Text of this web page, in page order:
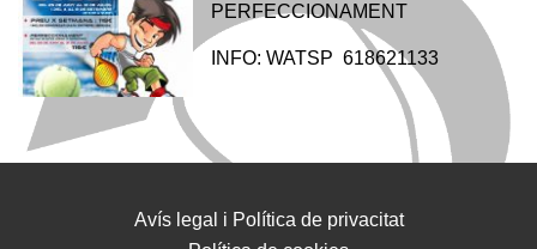
PERFECCIONAMENT
INFO: WATSP 618621133
Avís legal i Política de privacitat